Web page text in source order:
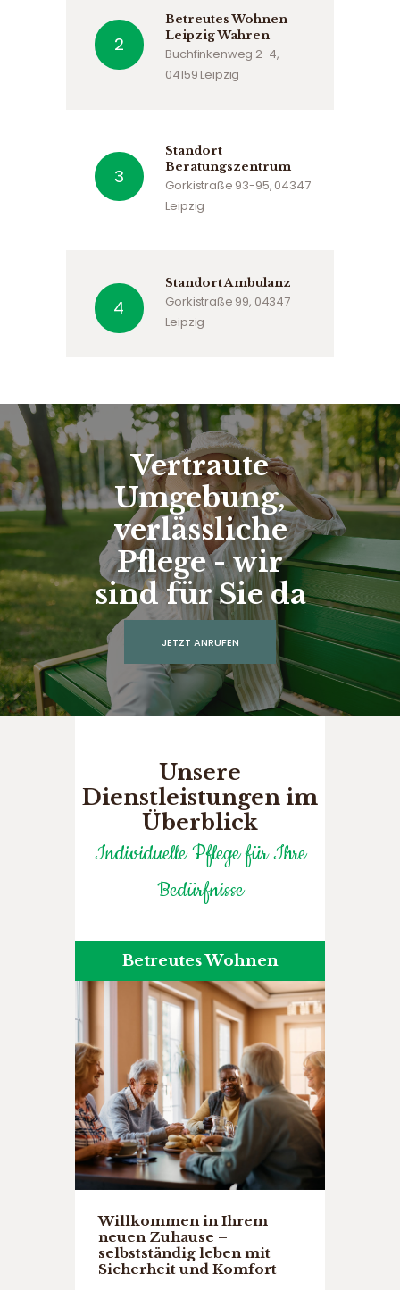
Betreutes Wohnen
Leipzig Wahren
Buchfinkenweg 2-4,
04159 Leipzig
Standort
Beratungszentrum
Gorkistraße 93-95, 04347
Leipzig
Standort Ambulanz
Gorkistraße 99, 04347
Leipzig
Vertraute
Umgebung,
verlässliche
Pflege - wir
sind für Sie da
JETZT ANRUFEN
Unsere
Dienstleistungen im
Überblick
Individuelle Pflege für Ihre
Bedürfnisse
Betreutes Wohnen
Willkommen in Ihrem
neuen Zuhause –
selbstständig leben mit
Sicherheit und Komfort